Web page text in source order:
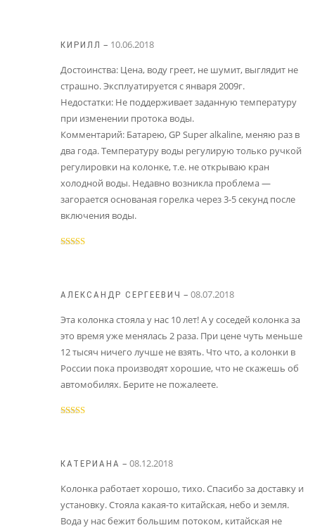
КИРИЛЛ – 10.06.2018
Достоинства: Цена, воду греет, не шумит, выглядит не
страшно. Эксплуатируется с января 2009г.
Недостатки: Не поддерживает заданную температуру
при изменении протока воды.
Комментарий: Батарею, GP Super alkaline, меняю раз в
два года. Температуру воды регулирую только ручкой
регулировки на колонке, т.е. не открываю кран
холодной воды. Недавно возникла проблема —
загорается основаная горелка через 3-5 секунд после
включения воды.
АЛЕКСАНДР СЕРГЕЕВИЧ – 08.07.2018
Эта колонка стояла у нас 10 лет! А у соседей колонка за
это время уже менялась 2 раза. При цене чуть меньше
12 тысяч ничего лучше не взять. Что что, а колонки в
России пока производят хорошие, что не скажешь об
автомобилях. Берите не пожалеете.
КАТЕРИАНА – 08.12.2018
Колонка работает хорошо, тихо. Спасибо за доставку и
установку. Стояла какая-то китайская, небо и земля.
Вода у нас бежит большим потоком, китайская не